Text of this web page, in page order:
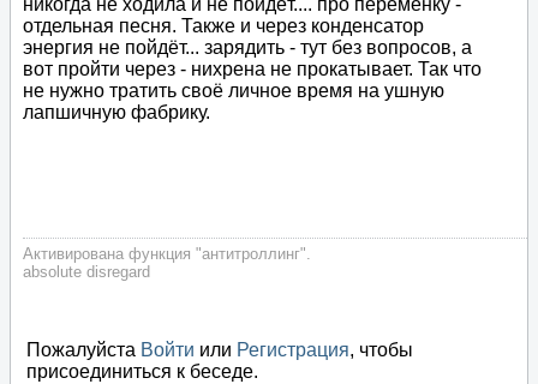
никогда не ходила и не пойдёт.... про переменку -
отдельная песня. Также и через конденсатор
энергия не пойдёт... зарядить - тут без вопросов, а
вот пройти через - нихрена не прокатывает. Так что
не нужно тратить своё личное время на ушную
лапшичную фабрику.
Активирована функция "антитроллинг".
absolute disregard
Пожалуйста Войти или Регистрация, чтобы
присоединиться к беседе.